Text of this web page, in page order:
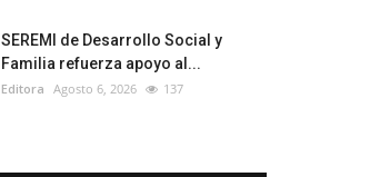
SEREMI de Desarrollo Social y
Familia refuerza apoyo al...
Editora Agosto 6, 2026 137